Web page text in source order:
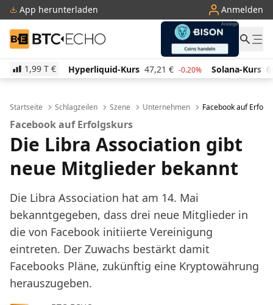
App herunterladen Anmelden
BTC-ECHO
1,99 T €
Hyperliquid-Kurs 47,21 € -0.20% Solana-Kurs 66,07 € 2.10%
Startseite Schlagzeilen Szene Unternehmen Facebook auf
Facebook auf Erfolgskurs
Die Libra Association gibt
neue Mitglieder bekannt
Die Libra Association hat am 14. Mai
bekanntgegeben, dass drei neue Mitglieder in
die von Facebook initiierte Vereinigung
eintreten. Der Zuwachs bestärkt damit
Facebooks Pläne, zukünftig eine Kryptowährung
herauszugeben.